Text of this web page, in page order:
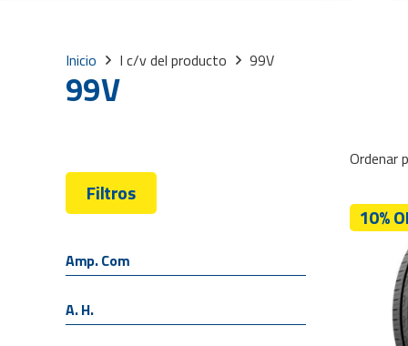
Inicio I c/v del producto 99V
99V
Filtros
Amp. Com
A. H.
Ordenar
10%